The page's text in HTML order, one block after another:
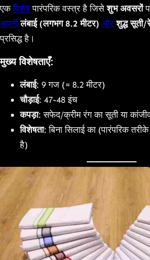
एकविशेषपारंपरिक वस्त्र है जिसेशुभ अवसरों
अपनी लंबाई (लगभग 8.2 मीटर) और शुद्ध
प्रसिद्ध है।
मुख्य विशेषताएँ:
लंबाई: 9 गज (≈ 8.2 मीटर)
चौड़ाई: 47-48 इंच
कपड़ा: सफेद/क्रीम रंग का सूती या
विशेषता: बिना सिलाई का (पारंपरिक
है)